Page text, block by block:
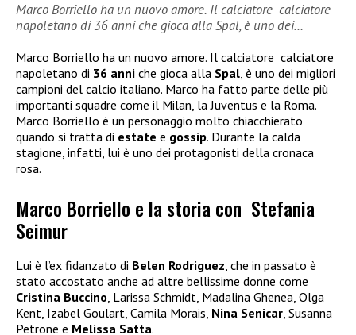
Marco Borriello ha un nuovo amore. Il calciatore calciatore
napoletano di 36 anni che gioca alla Spal, è uno dei…
Marco Borriello ha un nuovo amore. Il calciatore calciatore
napoletano di 36 anni che gioca alla Spal, è uno dei migliori
campioni del calcio italiano. Marco ha fatto parte delle più
importanti squadre come il Milan, la Juventus e la Roma.
Marco Borriello è un personaggio molto chiacchierato
quando si tratta di estate e gossip. Durante la calda
stagione, infatti, lui è uno dei protagonisti della cronaca
rosa.
Marco Borriello e la storia con Stefania
Seimur
Lui è l’ex fidanzato di Belen Rodriguez, che in passato è
stato accostato anche ad altre bellissime donne come
Cristina Buccino, Larissa Schmidt, Madalina Ghenea, Olga
Kent, Izabel Goulart, Camila Morais, Nina Senicar, Susanna
Petrone e Melissa Satta.